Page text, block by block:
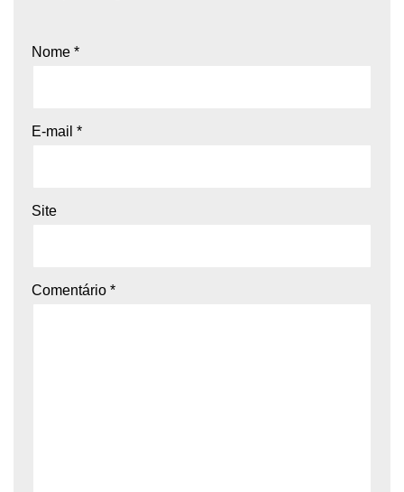
Nome *
E-mail *
Site
Comentário *